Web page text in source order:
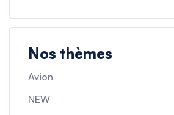
Nos thèmes
Avion
NEW